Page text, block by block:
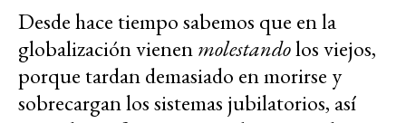
Desde hace tiempo sabemos que en la
globalización vienenmolestandolos viejos,
porque tardan demasiado en morirse y
sobrecargan los sistemas jubilatorios, así